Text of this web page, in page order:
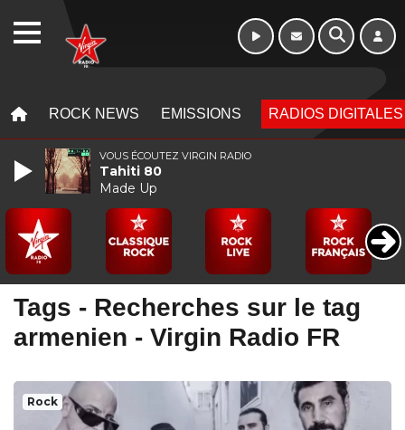
ROCK NEWS EMISSIONS RADIOS DIGITALES
Tags - Recherches sur le tag
armenien - Virgin Radio FR
Rock
VOUS ÉCOUTEZ VIRGIN RADIO
Tahiti 80
Made Up
WEBRADIO